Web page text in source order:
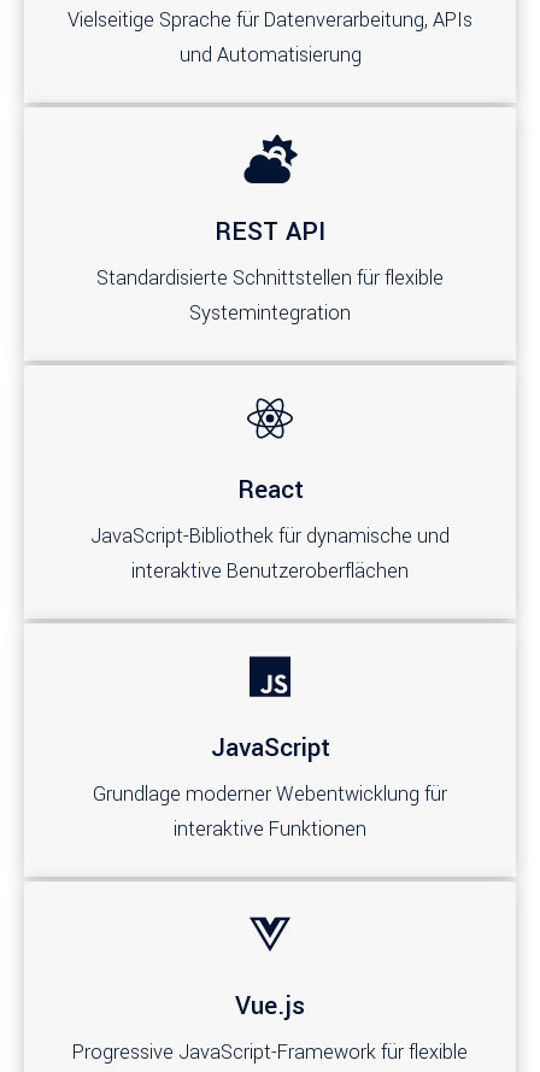
Vielseitige Sprache für Datenverarbeitung, APIs
und Automatisierung
REST API
Standardisierte Schnittstellen für flexible
Systemintegration
React
JavaScript-Bibliothek für dynamische und
interaktive Benutzeroberflächen
JavaScript
Grundlage moderner Webentwicklung für
interaktive Funktionen
Vue.js
Progressive JavaScript-Framework für flexible